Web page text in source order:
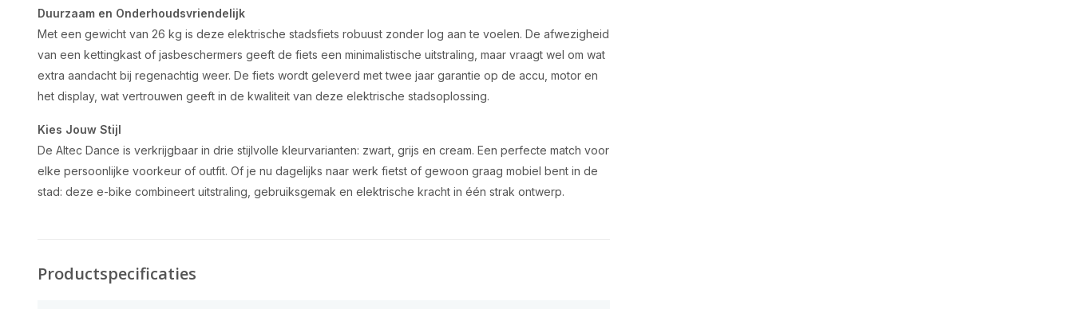
Duurzaam en Onderhoudsvriendelijk
Met een gewicht van 26 kg is deze elektrische stadsfiets robuust zonder log aan te voelen. De afwezigheid
van een kettingkast of jasbeschermers geeft de fiets een minimalistische uitstraling, maar vraagt wel om wat
extra aandacht bij regenachtig weer. De fiets wordt geleverd met twee jaar garantie op de accu, motor en
het display, wat vertrouwen geeft in de kwaliteit van deze elektrische stadsoplossing.
Kies Jouw Stijl
De Altec Dance is verkrijgbaar in drie stijlvolle kleurvarianten: zwart, grijs en cream. Een perfecte match voor
elke persoonlijke voorkeur of outfit. Of je nu dagelijks naar werk fietst of gewoon graag mobiel bent in de
stad: deze e-bike combineert uitstraling, gebruiksgemak en elektrische kracht in één strak ontwerp.
Productspecificaties